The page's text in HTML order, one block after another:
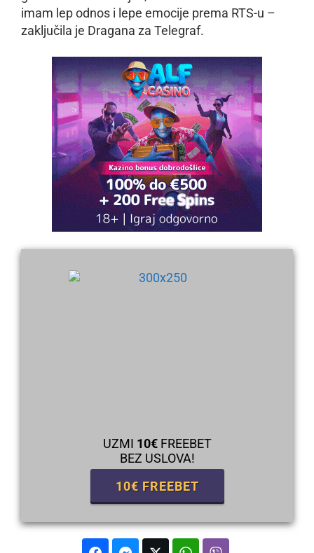
imam lep odnos i lepe emocije prema RTS-u –
zaključila je Dragana za Telegraf.
UZMI 10€FREEBET
BEZ USLOVA!
10€ FREEBET